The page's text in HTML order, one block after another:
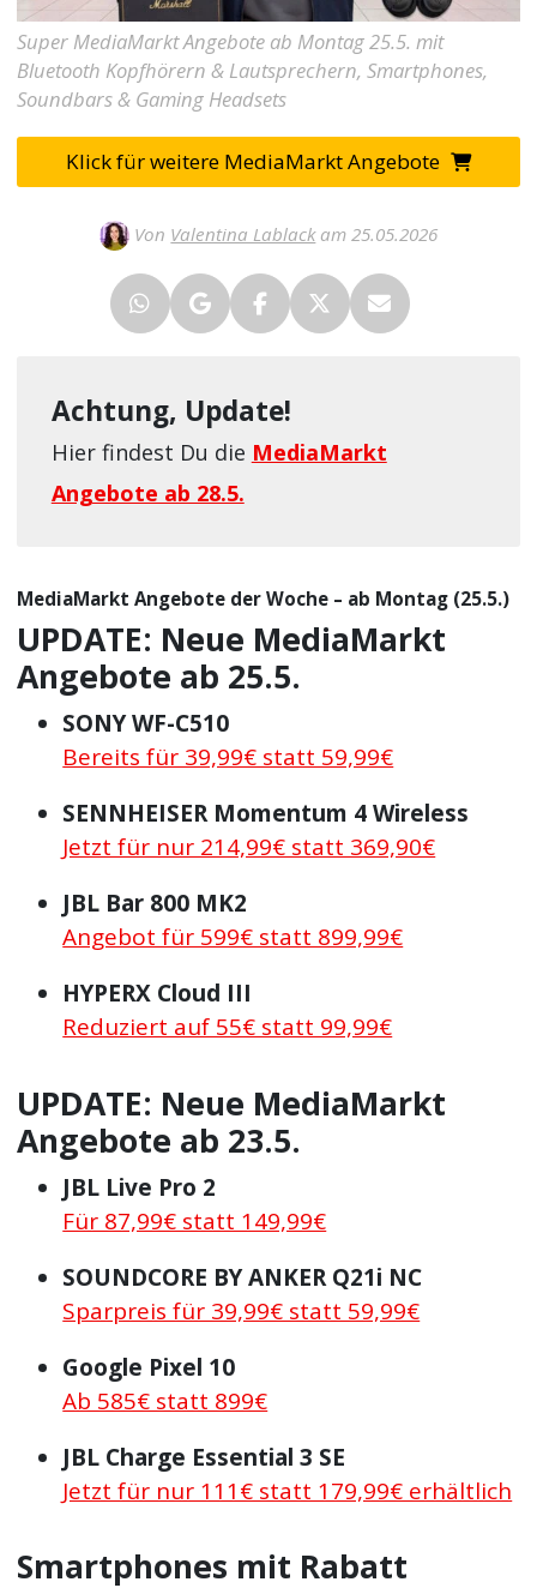
Super MediaMarkt Angebote ab Montag 25.5. mit
Bluetooth Kopfhörern & Lautsprechern, Smartphones,
Soundbars & Gaming Headsets
Klick für weitere MediaMarkt Angebote
Von Valentina Lablack am 25.05.2026
Achtung, Update!
Hier findest Du die MediaMarkt
Angebote ab 28.5.
MediaMarkt Angebote der Woche – ab Montag (25.5.)
UPDATE: Neue MediaMarkt
Angebote ab 25.5.
SONY WF-C510
Bereits für 39,99€ statt 59,99€
SENNHEISER Momentum 4 Wireless
Jetzt für nur 214,99€ statt 369,90€
JBL Bar 800 MK2
Angebot für 599€ statt 899,99€
HYPERX Cloud III
Reduziert auf 55€ statt 99,99€
UPDATE: Neue MediaMarkt
Angebote ab 23.5.
JBL Live Pro 2
Für 87,99€ statt 149,99€
SOUNDCORE BY ANKER Q21i NC
Sparpreis für 39,99€ statt 59,99€
Google Pixel 10
Ab 585€ statt 899€
JBL Charge Essential 3 SE
Jetzt für nur 111€ statt 179,99€ erhältlich
Smartphones mit Rabatt